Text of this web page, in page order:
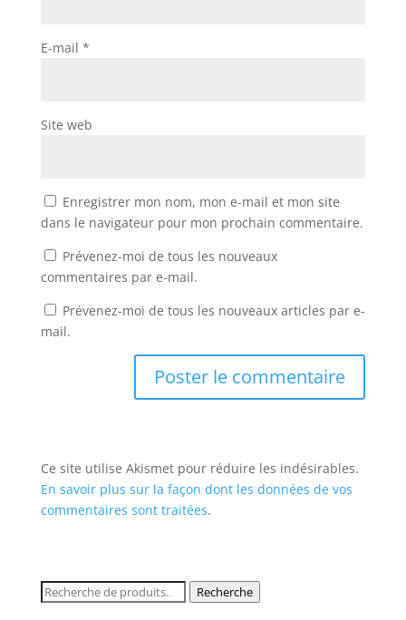
E-mail *
Site web
Enregistrer mon nom, mon e-mail et mon site
dans le navigateur pour mon prochain commentaire.
Prévenez-moi de tous les nouveaux
commentaires par e-mail.
Prévenez-moi de tous les nouveaux articles par e-
mail.
Ce site utilise Akismet pour réduire les indésirables.
En savoir plus sur la façon dont les données de vos
commentaires sont traitées.
Recherche
Recherche